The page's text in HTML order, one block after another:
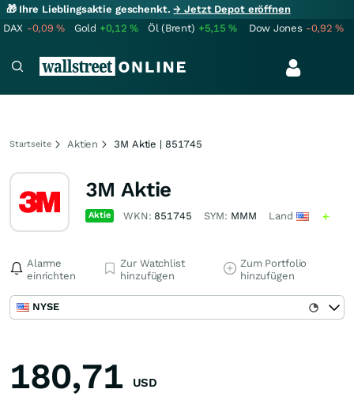
🎁 Ihre Lieblingsaktie geschenkt.→ Jetzt Depot eröffnen
DAX -0,09% Gold +0,12% Öl (Brent) +5,15% Dow Jones -0,92%
Startseite Aktien 3M Aktie | 851745
3M Aktie
Aktie WKN: 851745 SYM: MMM Land
Alarme
einrichten
Zur Watchlist
hinzufügen
Zum Portfolio
hinzufügen
NYSE
180,71 USD